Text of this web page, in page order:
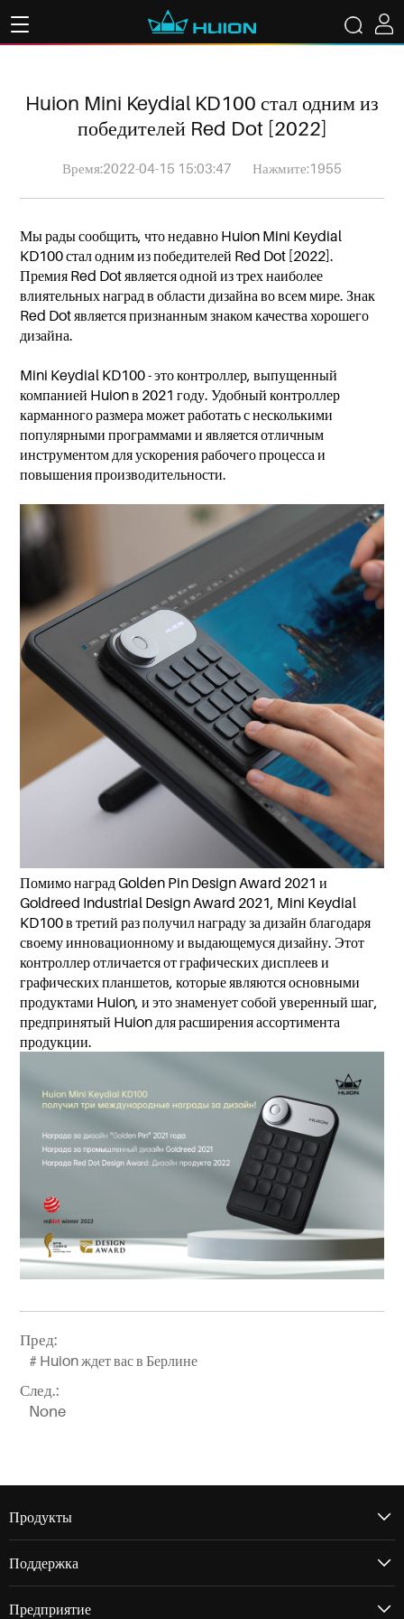
Huion Mini Keydial KD100 стал одним из
победителей Red Dot [2022]
Время:2022-04-15 15:03:47 Нажмите:1955
Мы рады сообщить, что недавно Huion Mini Keydial
KD100 стал одним из победителей Red Dot [2022].
Премия Red Dot является одной из трех наиболее
влиятельных наград в области дизайна во всем мире. Знак
Red Dot является признанным знаком качества хорошего
дизайна.
Mini Keydial KD100 - это контроллер, выпущенный
компанией Huion в 2021 году. Удобный контроллер
карманного размера может работать с несколькими
популярными программами и является отличным
инструментом для ускорения рабочего процесса и
повышения производительности.
Помимо наград Golden Pin Design Award 2021 и
Goldreed Industrial Design Award 2021, Mini Keydial
KD100 в третий раз получил награду за дизайн благодаря
своему инновационному и выдающемуся дизайну. Этот
контроллер отличается от графических дисплеев и
графических планшетов, которые являются основными
продуктами Huion, и это знаменует собой уверенный шаг,
предпринятый Huion для расширения ассортимента
продукции.
Пред:
# Huion ждет вас в Берлине
След.:
None
Продукты
Поддержка
Предприятие